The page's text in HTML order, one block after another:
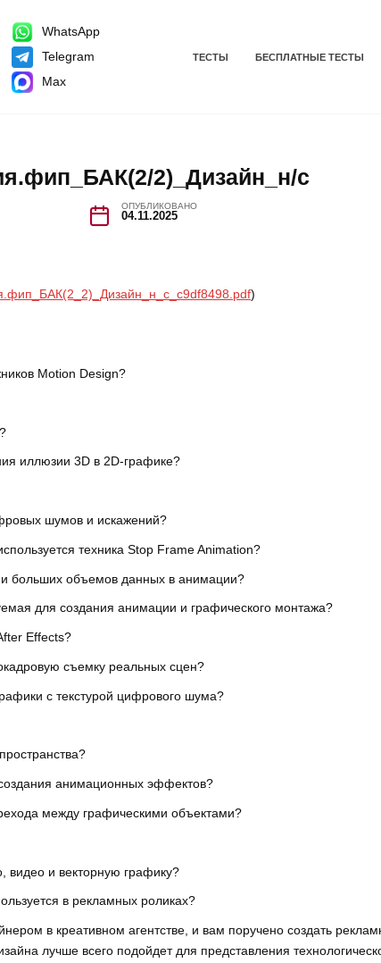
WhatsApp
Telegram
Max
ТЕСТЫ БЕСПЛАТНЫЕ ТЕСТЫ
2)_Дизайн_н/с
ОПУБЛИКОВАНО
04.11.2025
)
Motion Design?
иллюзии 3D в 2D-графике?
шумов и искажений?
техника Stop Frame Animation?
больших объемов данных в анимации?
для создания анимации и графического монтажа?
Effects?
съемку реальных сцен?
с текстурой цифрового шума?
анимационных эффектов?
между графическими объектами?
видео и векторную графику?
в рекламных роликах?
в креативном агентстве, и вам поручено создать
лучше всего подойдет для представления